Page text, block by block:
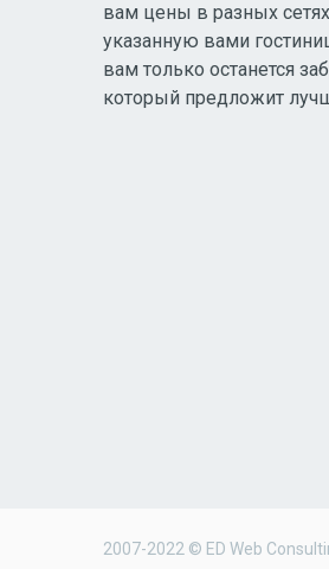
вам цены в разных
указанную вами
вам только останется
который предложит
2007-2022 © ED Web